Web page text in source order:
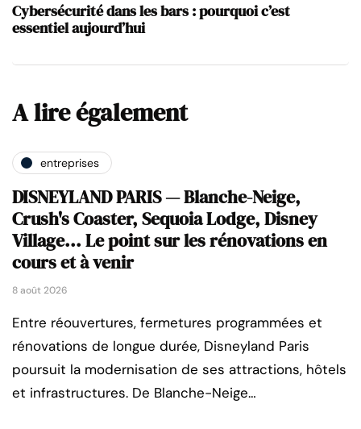
Cybersécurité dans les bars : pourquoi c’est
essentiel aujourd’hui
A lire également
entreprises
DISNEYLAND PARIS — Blanche-Neige,
Crush's Coaster, Sequoia Lodge, Disney
Village... Le point sur les rénovations en
cours et à venir
8 août 2026
Entre réouvertures, fermetures programmées et
rénovations de longue durée, Disneyland Paris
poursuit la modernisation de ses attractions, hôtels
et infrastructures. De Blanche-Neige…